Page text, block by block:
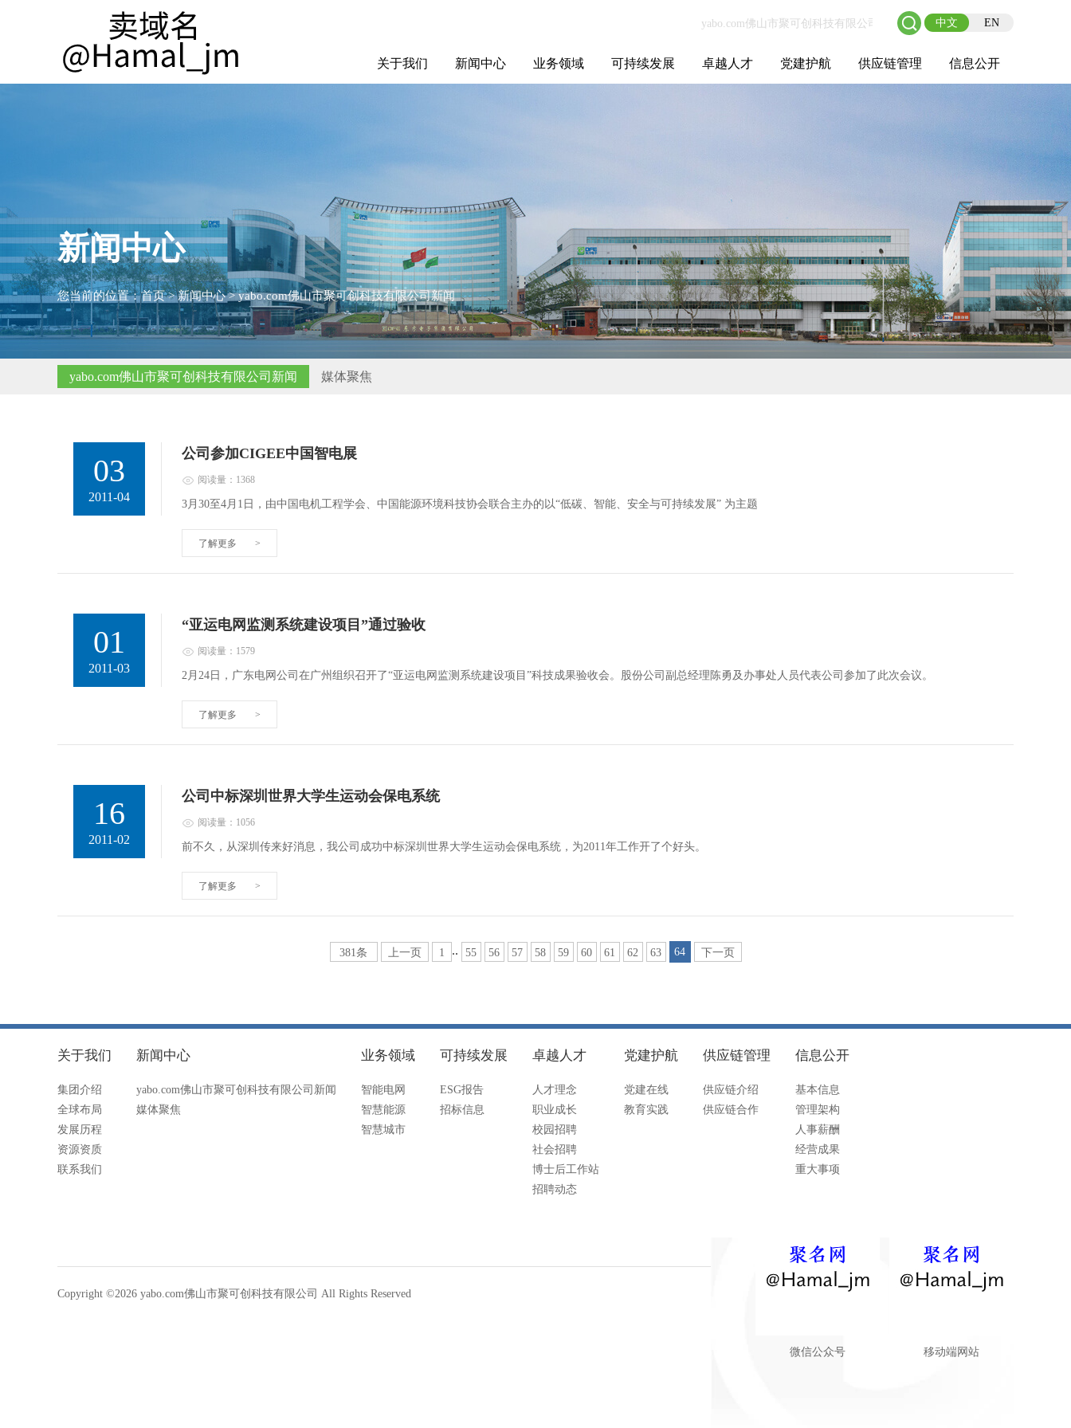
中文 EN
关于我们 新闻中心 业务领域 可持续发展 卓越人才 党建护航 供应链管理 信息公开
新闻中心
您当前的位置：首页>新闻中心>yabo.com佛山市聚可创科技有限公司新闻
yabo.com佛山市聚可创科技有限公司新闻 媒体聚焦
03
2011-04
公司参加CIGEE中国智电展
阅读量：1368
3月30至4月1日，由中国电机工程学会、中国能源环境科技协会联合主办的以“低碳、智能、安全与可持续发展” 为主题
了解更多 >
01
2011-03
“亚运电网监测系统建设项目”通过验收
阅读量：1579
2月24日，广东电网公司在广州组织召开了“亚运电网监测系统建设项目”科技成果验收会。股份公司副总经理陈勇及办事处人员代表公司参加了此次会议。
了解更多 >
16
2011-02
公司中标深圳世界大学生运动会保电系统
阅读量：1056
前不久，从深圳传来好消息，我公司成功中标深圳世界大学生运动会保电系统，为2011年工作开了个好头。
了解更多 >
381条 上一页 1 .. 55 56 57 58 59 60 61 62 63 64 下一页
关于我们
集团介绍
全球布局
发展历程
资源资质
联系我们
新闻中心
yabo.com佛山市聚可创科技有限公司新闻
媒体聚焦
业务领域
智能电网
智慧能源
智慧城市
可持续发展
ESG报告
招标信息
卓越人才
人才理念
职业成长
校园招聘
社会招聘
博士后工作站
招聘动态
党建护航
党建在线
教育实践
供应链管理
供应链介绍
供应链合作
信息公开
基本信息
管理架构
人事薪酬
经营成果
重大事项
微信公众号 移动端网站
Copyright ©2026 yabo.com佛山市聚可创科技有限公司 All Rights Reserved